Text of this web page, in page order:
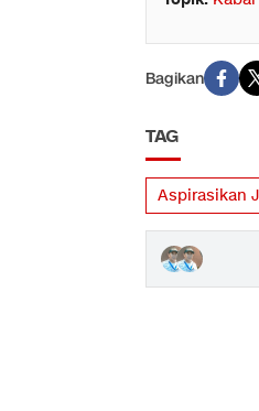
Bagikan
TAG
Aspirasikan